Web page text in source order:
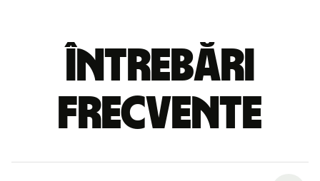
Întrebări
frecvente